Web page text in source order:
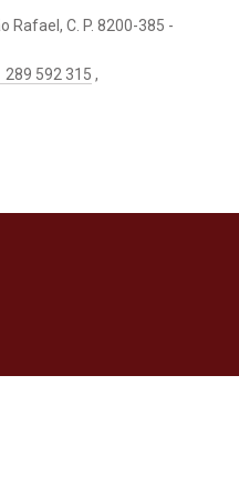
Rafael, C. P. 8200-385 -
289 592 315 ,